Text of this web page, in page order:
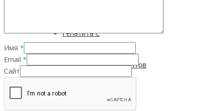
Гепатита С
Безопасность пациентов
Школа ХНИЗ
Имя *
Email *
Сайт